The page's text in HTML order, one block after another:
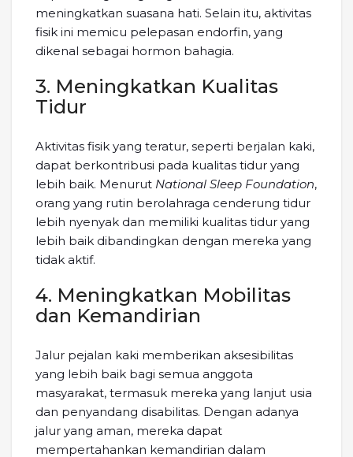
meningkatkan suasana hati. Selain itu, aktivitas
fisik ini memicu pelepasan endorfin, yang
dikenal sebagai hormon bahagia.
3. Meningkatkan Kualitas
Tidur
Aktivitas fisik yang teratur, seperti berjalan kaki,
dapat berkontribusi pada kualitas tidur yang
lebih baik. Menurut National Sleep Foundation,
orang yang rutin berolahraga cenderung tidur
lebih nyenyak dan memiliki kualitas tidur yang
lebih baik dibandingkan dengan mereka yang
tidak aktif.
4. Meningkatkan Mobilitas
dan Kemandirian
Jalur pejalan kaki memberikan aksesibilitas
yang lebih baik bagi semua anggota
masyarakat, termasuk mereka yang lanjut usia
dan penyandang disabilitas. Dengan adanya
jalur yang aman, mereka dapat
mempertahankan kemandirian dalam